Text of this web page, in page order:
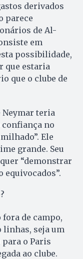
derivados
parece
de Al-
em
possibilidade,
que estaria
que o clube de
teria
confiança no
Ele
grande. Seu
“demonstrar
equivocados”.
de campo,
linhas, seja um
para o Paris
ao clube.